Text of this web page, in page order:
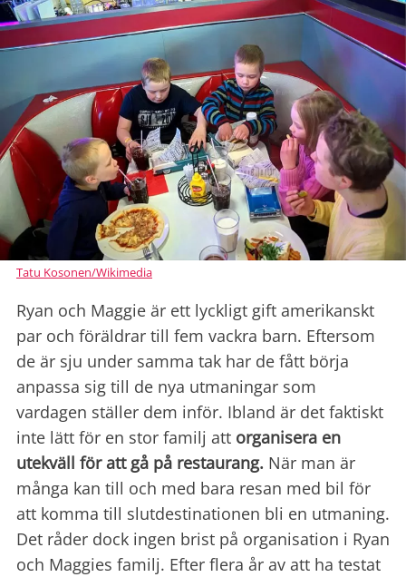
Tatu Kosonen/Wikimedia
Ryan och Maggie är ett lyckligt gift amerikanskt
par och föräldrar till fem vackra barn. Eftersom
de är sju under samma tak har de fått börja
anpassa sig till de nya utmaningar som
vardagen ställer dem inför. Ibland är det faktiskt
inte lätt för en stor familj att organisera en
utekväll för att gå på restaurang. När man är
många kan till och med bara resan med bil för
att komma till slutdestinationen bli en utmaning.
Det råder dock ingen brist på organisation i Ryan
och Maggies familj. Efter flera år av att ha testat